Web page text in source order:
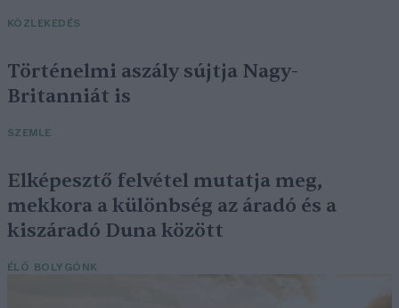
KÖZLEKEDÉS
Történelmi aszály sújtja Nagy-
Britanniát is
SZEMLE
Elképesztő felvétel mutatja meg,
mekkora a különbség az áradó és a
kiszáradó Duna között
ÉLŐ BOLYGÓNK